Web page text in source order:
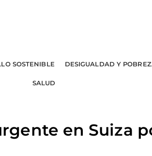
SOSTENIBLE DESIGUALDAD Y
SALUD
en Suiza